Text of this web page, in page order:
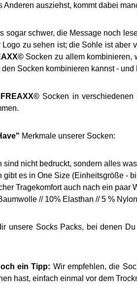
Anderen ausziehst, kommt dabei
sogar schwer, die Message noch
Logo zu sehen ist; die Sohle ist aber
Socken zu allem kombinieren,
den Socken kombinieren kannst -
Socken in verschiedenen
Merkmale unserer Socken:
sind nicht bedruckt, sondern alles
gibt es in One Size (Einheitsgröße -
Tragekomfort auch nach ein paar
// 10% Elasthan // 5 % Nylon
unsere Socks Packs, bei denen
ein Tipp: Wir empfehlen, die
hast, einfach einmal vor dem